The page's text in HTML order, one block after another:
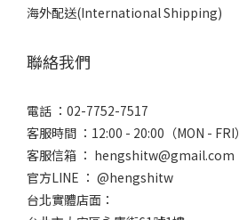
海外配送(International Shipping)
聯絡我們
電話 ：02-7752-7517
客服時間 ：12:00 - 20:00（MON - FRI）
客服信箱 ： hengshitw@gmail.com
官方LINE ： @hengshitw
台北實體店面：